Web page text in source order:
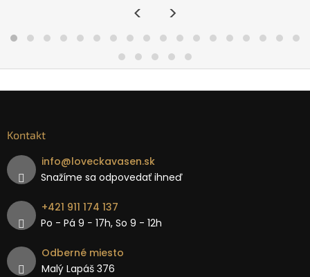
< >
Kontakt
info@loveckavasen.sk
Snažíme sa odpovedať ihneď
+421 911 174 137
Po - Pá 9 − 17h, So 9 - 12h
Odberné miesto
Malý Lapáš 376